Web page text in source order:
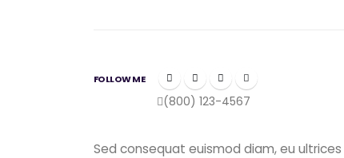
FOLLOW ME
(800) 123-4567
Sed consequat euismod diam, eu